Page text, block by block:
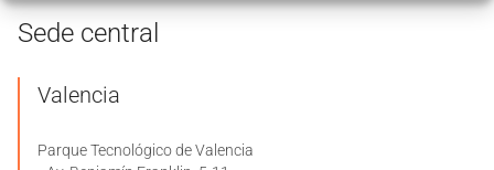
Sede central
Valencia
Parque Tecnológico de Valencia